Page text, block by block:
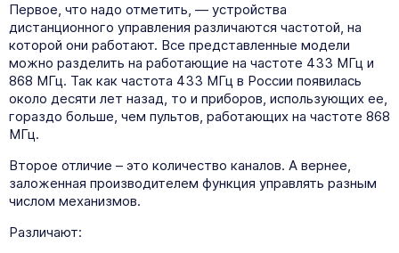
1 050
Пульт 2-х канальный Transmitter
1 100
Первое, что надо отметить, — устройства
дистанционного управления различаются частотой, на
которой они работают. Все представленные модели
можно разделить на работающие на частоте 433 МГц и
868 МГц. Так как частота 433 МГц в России появилась
около десяти лет назад, то и приборов, использующих ее,
гораздо больше, чем пультов, работающих на частоте 868
МГц.
Второе отличие – это количество каналов. А вернее,
заложенная производителем функция управлять разным
числом механизмов.
Различают: